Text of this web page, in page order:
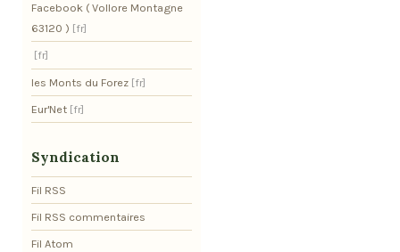
Facebook ( Vollore Montagne
63120 )
les Monts du Forez
Eur'Net
Syndication
Fil RSS
Fil RSS commentaires
Fil Atom